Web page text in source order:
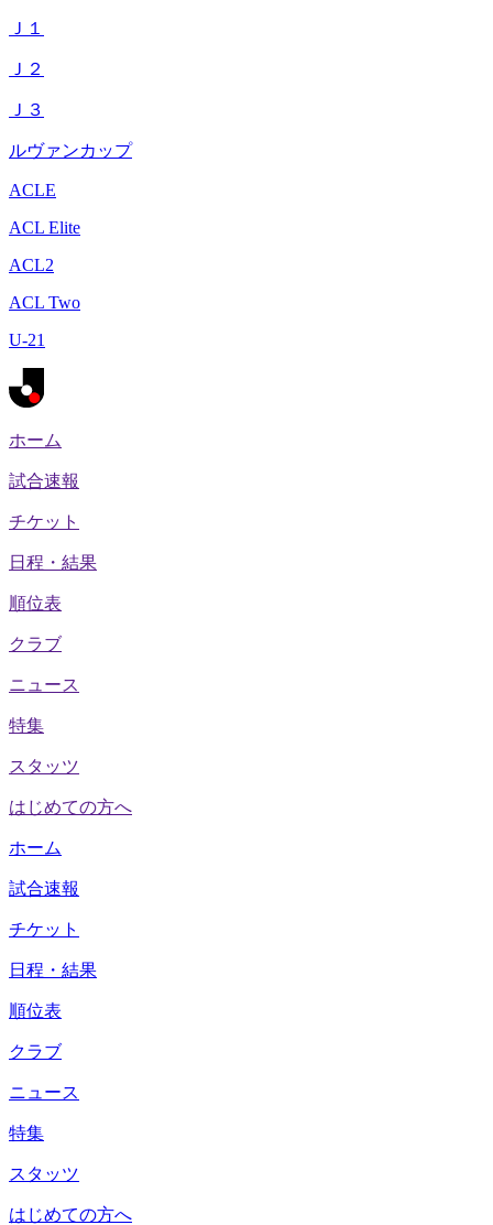
Ｊ１
Ｊ２
Ｊ３
ルヴァンカップ
ACLE
ACL Elite
ACL2
ACL Two
U-21
ホーム
試合速報
チケット
日程・結果
順位表
クラブ
ニュース
特集
スタッツ
はじめての方へ
ホーム
試合速報
チケット
日程・結果
順位表
クラブ
ニュース
特集
スタッツ
はじめての方へ